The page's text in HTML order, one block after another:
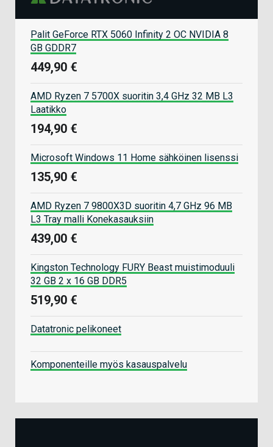
Palit GeForce RTX 5060 Infinity 2 OC NVIDIA 8
GB GDDR7
449,90 €
AMD Ryzen 7 5700X suoritin 3,4 GHz 32 MB L3
Laatikko
194,90 €
Microsoft Windows 11 Home sähköinen lisenssi
135,90 €
AMD Ryzen 7 9800X3D suoritin 4,7 GHz 96 MB
L3 Tray malli Konekasauksiin
439,00 €
Kingston Technology FURY Beast muistimoduuli
32 GB 2 x 16 GB DDR5
519,90 €
Datatronic pelikoneet
Komponenteille myös kasauspalvelu